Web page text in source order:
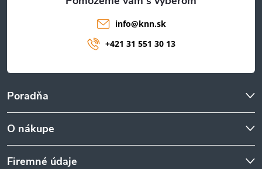
Poradňa
O nákupe
Firemné údaje
info@knn.sk
+421 31 551 30 13